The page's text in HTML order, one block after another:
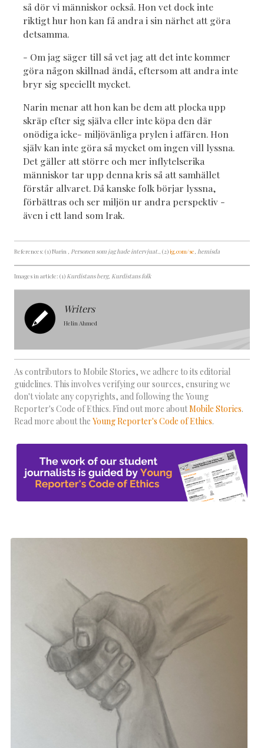
så dör vi människor också. Hon vet dock inte
riktigt hur hon kan få andra i sin närhet att göra
detsamma.
- Om jag säger till så vet jag att det inte kommer
göra någon skillnad ändå, eftersom att andra inte
bryr sig speciellt mycket.
Narin menar att hon kan be dem att plocka upp
skräp efter sig själva eller inte köpa den där
onödiga icke- miljövänliga prylen i affären. Hon
själv kan inte göra så mycket om ingen vill lyssna.
Det gäller att större och mer inflytelserika
människor tar upp denna kris så att samhället
förstår allvaret. Då kanske folk börjar lyssna,
förbättras och ser miljön ur andra perspektiv -
även i ett land som Irak.
References: (1) Narin , Personen som jag hade intervjuat., (2)ig.com/se, hemisda
Images in article: (1) Kurdistans berg, Kurdistans folk
Writers
Helin Ahmed
As contributors to Mobile Stories, we adhere to its editorial
guidelines. This involves verifying our sources, ensuring we
don't violate any copyrights, and following the Young
Reporter's Code of Ethics. Find out more aboutMobile Stories.
Read more about the Young Reporter's Code of Ethics.